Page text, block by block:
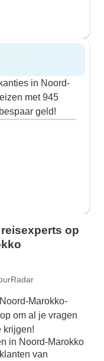
in Noord-
met 945
geld!
op
Marokko-
om al je vragen
krijgen!
in Noord-Marokko
van